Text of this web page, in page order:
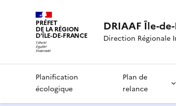
PRÉFET
DE LA RÉGION
D'ÎLE-DE-FRANCE
DRIAAF Île-
Direction Régionale
Planification
écologique
Plan de
relance